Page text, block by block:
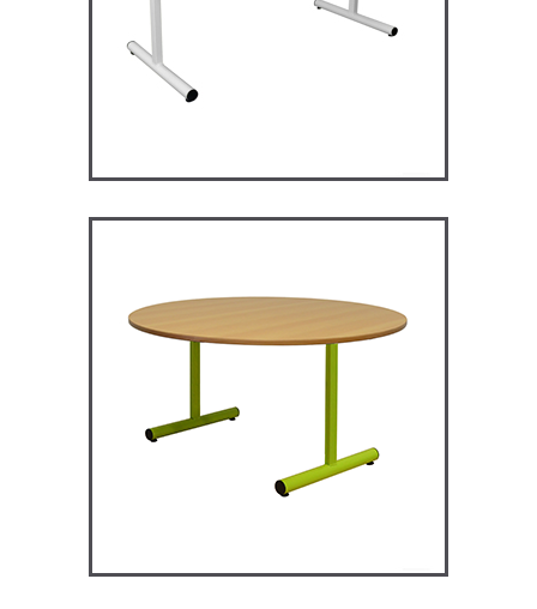
TABLES ET MANGE DEBOUT
RM120 – Restauration
TABLES ET MANGE DEBOUT